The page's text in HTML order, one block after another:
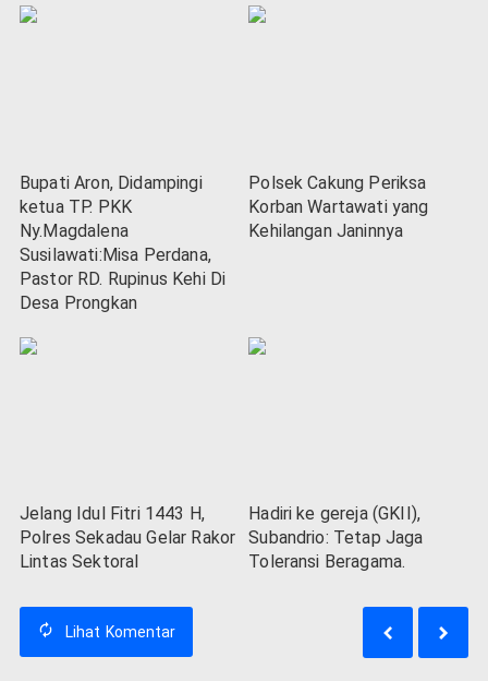
Bupati Aron, Didampingi
ketua TP. PKK
Ny.Magdalena
Susilawati:Misa Perdana,
Pastor RD. Rupinus Kehi Di
Desa Prongkan
Polsek Cakung Periksa
Korban Wartawati yang
Kehilangan Janinnya
Jelang Idul Fitri 1443 H,
Polres Sekadau Gelar Rakor
Lintas Sektoral
Hadiri ke gereja (GKII),
Subandrio: Tetap Jaga
Toleransi Beragama.
Lihat Komentar